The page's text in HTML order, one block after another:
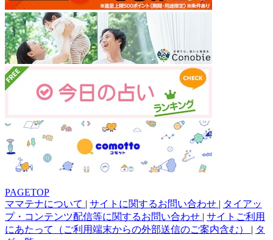
PAGETOP
ママテナについて | サイトに関するお問い合わせ | タイアッ
プ・コンテンツ配信等に関するお問い合わせ | サイトご利用
にあたって（ご利用端末からの外部送信のご案内含む） | タ